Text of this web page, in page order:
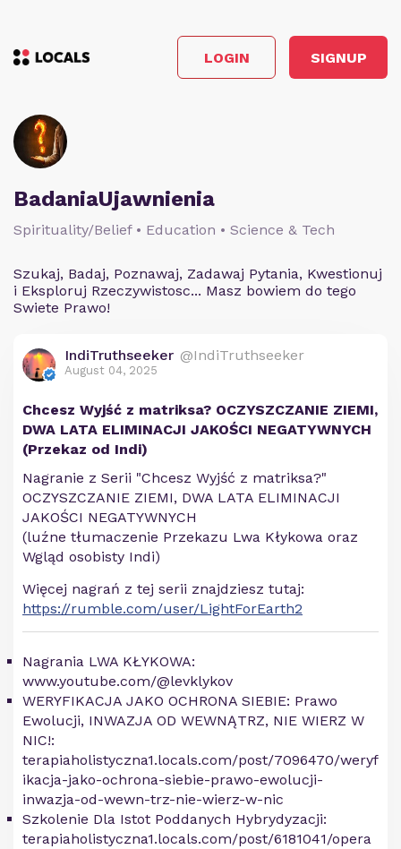
LOGIN SIGNUP
BadaniaUjawnienia
Spirituality/Belief • Education • Science & Tech
Szukaj, Badaj, Poznawaj, Zadawaj Pytania, Kwestionuj
i Eksploruj Rzeczywistosc... Masz bowiem do tego
Swiete Prawo!
IndiTruthseeker @IndiTruthseeker
August 04, 2025
Chcesz Wyjść z matriksa? OCZYSZCZANIE ZIEMI,
DWA LATA ELIMINACJI JAKOŚCI NEGATYWNYCH
(Przekaz od Indi)
Nagranie z Serii "Chcesz Wyjść z matriksa?"
OCZYSZCZANIE ZIEMI, DWA LATA ELIMINACJI
JAKOŚCI NEGATYWNYCH
(luźne tłumaczenie Przekazu Lwa Kłykowa oraz
Wgląd osobisty Indi)
Więcej nagrań z tej serii znajdziesz tutaj:
https://rumble.com/user/LightForEarth2
Nagrania LWA KŁYKOWA:
www.youtube.com/@levklykov
WERYFIKACJA JAKO OCHRONA SIEBIE: Prawo
Ewolucji, INWAZJA OD WEWNĄTRZ, NIE WIERZ W
NIC!:
terapiaholistyczna1.locals.com/post/7096470/weryf
ikacja-jako-ochrona-siebie-prawo-ewolucji-
inwazja-od-wewn-trz-nie-wierz-w-nic
Szkolenie Dla Istot Poddanych Hybrydyzacji:
terapiaholistyczna1.locals.com/post/6181041/opera